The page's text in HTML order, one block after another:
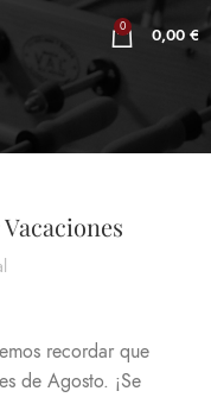
0 0,00 €
recordar que
de Agosto. ¡Se